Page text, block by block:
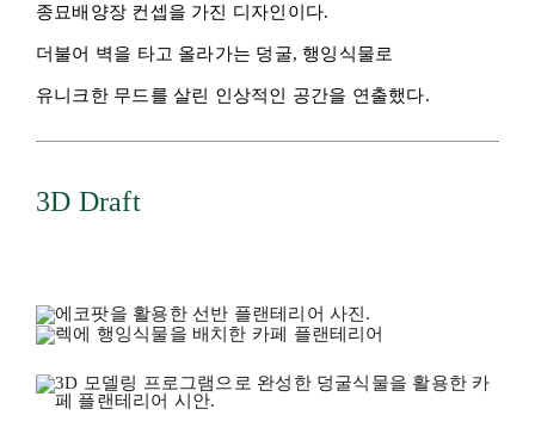
종묘배양장 컨셉을 가진 디자인이다.
더불어 벽을 타고 올라가는 덩굴, 행잉식물로
유니크한 무드를 살린 인상적인 공간을 연출했다.
3D Draft